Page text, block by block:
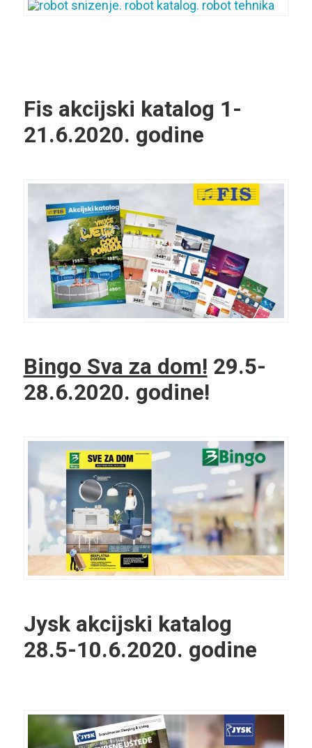
Fis akcijski katalog 1-
21.6.2020. godine
Bingo Sva za dom! 29.5-
28.6.2020. godine!
Jysk akcijski katalog
28.5-10.6.2020. godine